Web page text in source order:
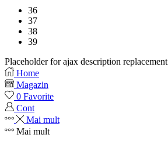
36
37
38
39
Placeholder for ajax description replacement
Home
Magazin
0 Favorite
Cont
Mai mult
Mai mult